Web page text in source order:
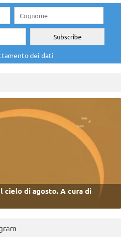
dei dati
cielo di agosto. A cura di